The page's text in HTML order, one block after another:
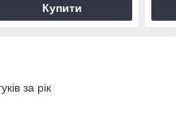
Купити
за рік